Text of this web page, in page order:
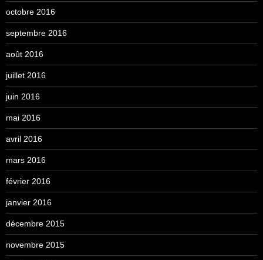
octobre 2016
septembre 2016
août 2016
juillet 2016
juin 2016
mai 2016
avril 2016
mars 2016
février 2016
janvier 2016
décembre 2015
novembre 2015